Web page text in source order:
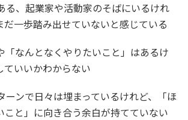
る、起業家や活動家のそばにいるけれ
だ一歩踏み出せていないと感じている
「なんとなくやりたいこと」はあるけ
ていいかわからない
ーンで日々は埋まっているけれど、「ほ
こと」に向き合う余白が持てていない